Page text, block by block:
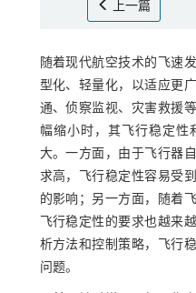
上一篇
随着现代航空技术的飞速
型化、轻量化，以适应更
通、侦察监视、灾害救援
幅缩小时，其飞行稳定性
大。一方面，由于飞行器
求高，飞行稳定性容易受
的影响；另一方面，随着
飞行稳定性的要求也越来
析方法和控制策略，飞行
问题。